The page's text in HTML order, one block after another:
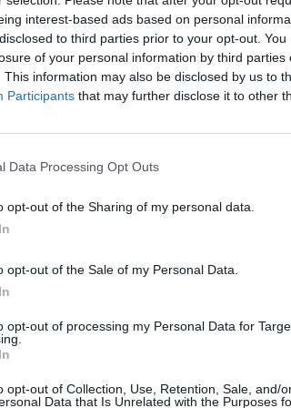
interest-based ads based on personal
to third parties prior to your opt-out.
of your personal information by third parties
This information may also be disclosed by us to
Participants that may further disclose it to other
Data Processing Opt Outs
opt-out of the Sharing of my personal data.
opt-out of the Sale of my Personal Data.
opt-out of processing my Personal Data for
opt-out of Collection, Use, Retention, Sale, and/
Data that Is Unrelated with the Purposes
este martes, en la Facultad de
a las 19 horas y la entrega de
ULPGC de Debate Universitario inició
y Turismo, con la participación
se incluye, como invitado, uno de la
está organizada por el Consejo
Alumni y Empleabilidad.
celebrará este jueves, enfrentará a los
sobre la cuestión de esta edición:
que responde a la situación creada